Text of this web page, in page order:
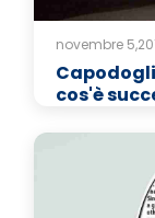
novembre
cos'è